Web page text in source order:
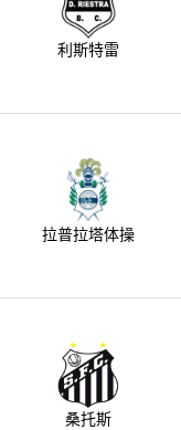
利斯特雷
拉普拉塔体操
桑托斯